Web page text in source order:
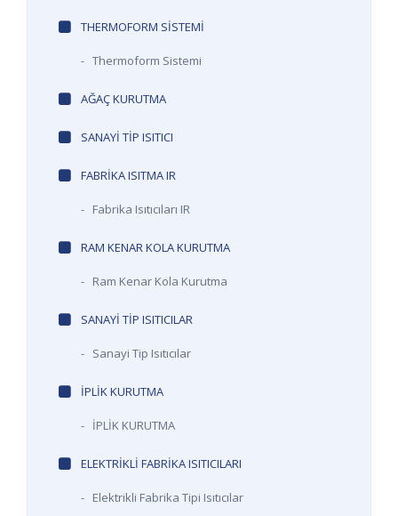
THERMOFORM SISTEMI
- Thermoform Sistemi
AĞAÇ KURUTMA
SANAYI TIP ISITICI
FABRIKA ISITMA IR
- Fabrika Isıtıcıları IR
RAM KENAR KOLA KURUTMA
- Ram Kenar Kola Kurutma
SANAYI TIP ISITICILAR
- Sanayi Tip Isıtıcılar
IPLIK KURUTMA
- İPLİK KURUTMA
ELEKTRIKLI FABRIKA ISITICILARI
- Elektrikli Fabrika Tipi Isıtıcılar